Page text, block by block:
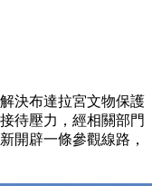
決布達拉宮文物保護
待壓力，經相關部門
開辟一條參觀線路，